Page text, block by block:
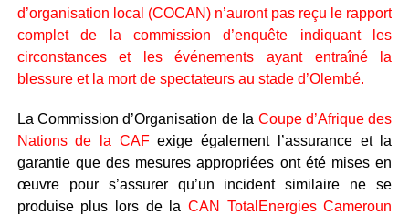
d’organisation local (COCAN) n’auront pas reçu le rapport
complet de la commission d’enquête indiquant les
circonstances et les événements ayant entraîné la
blessure et la mort de spectateurs au stade d’Olembé.
La Commission d’Organisation de la Coupe d’Afrique des
Nations de la CAFexige également l’assurance et la
garantie que des mesures appropriées ont été mises en
œuvre pour s’assurer qu’un incident similaire ne se
produise plus lors de la CAN TotalEnergies Cameroun